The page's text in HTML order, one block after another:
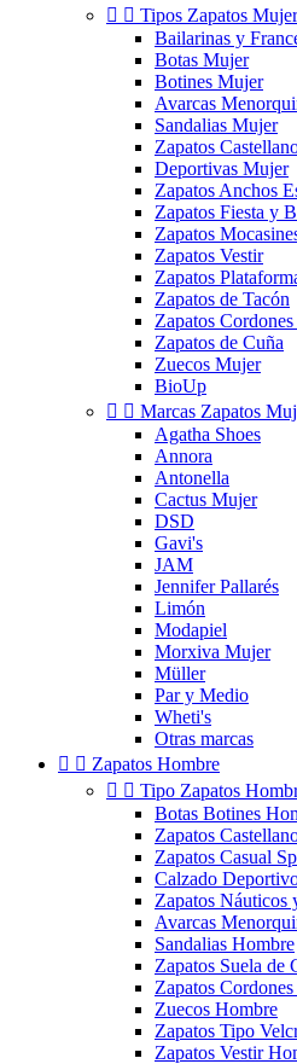
  Tipos Zapatos Mujer
Bailarinas y
Botas Mujer
Botines Mujer
Avarcas
Sandalias Mujer
Zapatos
Deportivas Mujer
Zapatos Anchos
Zapatos Fiesta y
Zapatos
Zapatos Vestir
Zapatos
Zapatos de Tacón
Zapatos
Zapatos de Cuña
Zuecos Mujer
BioUp
  Marcas Zapatos
Agatha Shoes
Annora
Antonella
Cactus Mujer
DSD
Gavi's
JAM
Jennifer Pallarés
Limón
Modapiel
Morxiva Mujer
Müller
Par y Medio
Wheti's
Otras marcas
  Zapatos Hombre
  Tipo Zapatos
Botas Botines
Zapatos
Zapatos Casual
Calzado
Zapatos Náuticos
Avarcas
Sandalias Hombre
Zapatos Suela de
Zapatos
Zuecos Hombre
Zapatos Tipo
Zapatos Vestir